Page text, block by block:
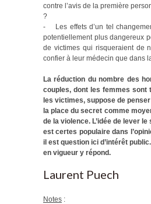
contre l’avis de la première
?
- Les effets d’un tel
potentiellement plus dangereux
de victimes qui risqueraient de
confier à leur médecin que dans
La réduction du nombre des
couples, dont les femmes sont
les victimes, suppose de
la place du secret comme
de la violence. L’idée de lever
est certes populaire dans
il est question ici d’intérêt
en vigueur y répond.
Laurent Puech
Notes :